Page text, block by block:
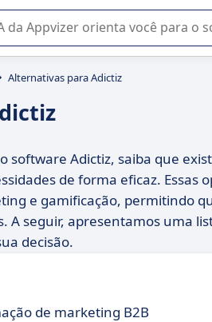
no uso ou na seleção de software
Alternativas para Adictiz
software Adictiz, saiba que
de forma eficaz. Essas
e gamificação, permitindo
A seguir, apresentamos uma
decisão.
de marketing B2B